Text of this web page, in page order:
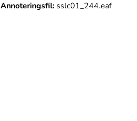
Annoteringsfil:sslc01_244.eaf